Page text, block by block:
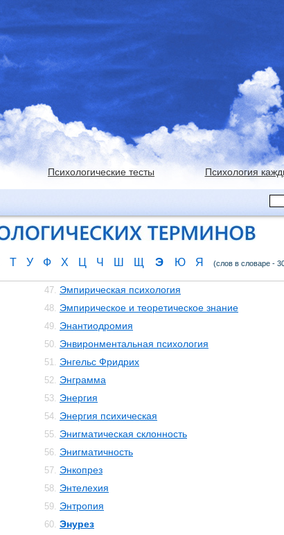
Психологические тесты Психология
Т У Ф Х Ц Ч Ш Щ Э Ю Я (слов в словаре -
47. Эмпирическая психология
48. Эмпирическое и теоретическое знание
49. Энантиодромия
50. Энвиронментальная психология
51. Энгельс Фридрих
52. Энграмма
53. Энергия
54. Энергия психическая
55. Энигматическая склонность
56. Энигматичность
57. Энкопрез
58. Энтелехия
59. Энтропия
60. Энурез